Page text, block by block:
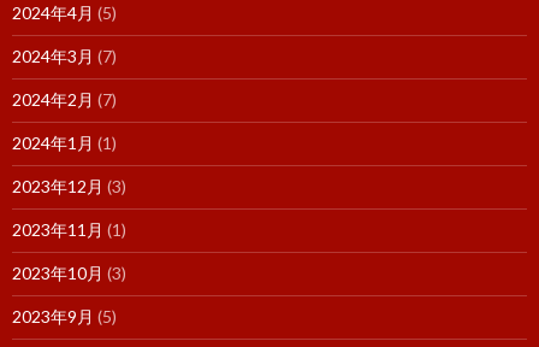
2024年4月 (5)
2024年3月 (7)
2024年2月 (7)
2024年1月 (1)
2023年12月 (3)
2023年11月 (1)
2023年10月 (3)
2023年9月 (5)